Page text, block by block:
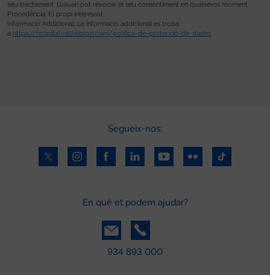
seu tractament. L’usuari pot revocar el seu consentiment en qualsevol moment.
Procedència: El propi interessat.
Informació Addicional: La informació addicional es troba
a https://hospital.vallhebron.com/politica-de-proteccio-de-dades
Segueix-nos:
En què et podem ajudar?
934 893 000